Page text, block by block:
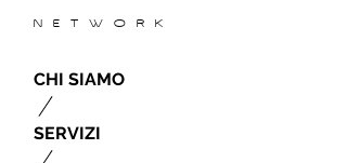
N E T W O R K
SERVIZI
CHI SIAMO